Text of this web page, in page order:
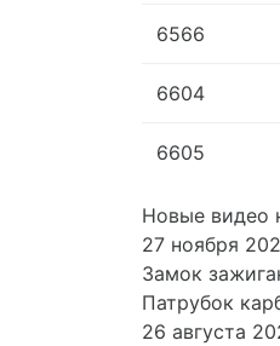
6566
6604
6605
Новые видео
27 ноября
Замок
Патрубок
26 августа